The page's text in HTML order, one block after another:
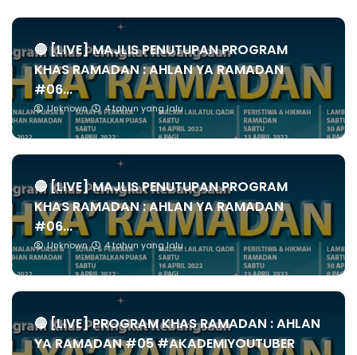
🔴 [LIVE] MAJLIS PENUTUPAN PROGRAM
KHAS RAMADAN : AHLAN YA RAMADAN
#06...
Unknown 4 tahun yang lalu
🔴 [LIVE] MAJLIS PENUTUPAN PROGRAM
KHAS RAMADAN : AHLAN YA RAMADAN
#06...
Unknown 4 tahun yang lalu
🔴 [LIVE] PROGRAM KHAS RAMADAN : AHLAN
YA RAMADAN #05 #AKADEMIYOUTUBER